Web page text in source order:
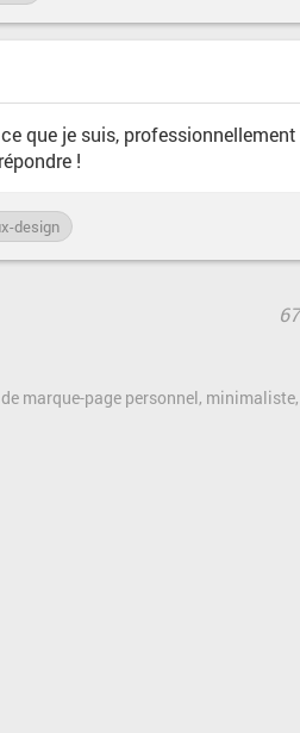
que je suis,
!
design
marque-page personnel,